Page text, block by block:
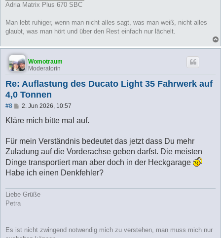
Adria Matrix Plus 670 SBC
Man lebt ruhiger, wenn man nicht alles sagt, was man weiß, nicht alles
glaubt, was man hört und über den Rest einfach nur lächelt.
Womotraum
Moderatorin
Re: Auflastung des Ducato Light 35 Fahrwerk auf
4,0 Tonnen
#8
B
i
a
2. Jun 2026, 10:57
Kläre mich bitte mal auf.
Für mein Verständnis bedeutet das jetzt dass Du mehr
Zuladung auf die Vorderachse geben darfst. Die meisten
Dinge transportiert man aber doch in der Heckgarage
Habe ich einen Denkfehler?
Liebe Grüße
Petra
Es ist nicht zwingend notwendig mich zu verstehen, man muss mich nur